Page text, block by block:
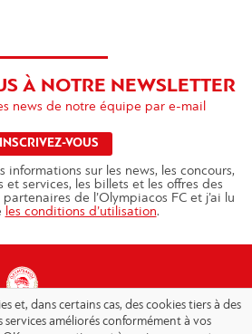
À NOTRE NEWSLETTER
news de notre équipe par e-mail
INSCRIVEZ-VOUS
informations sur les news, les concours,
et services, les billets et les offres des
de l’Olympiacos FC et j’ai lu
les conditions d’utilisation.
et, dans certains cas, des cookies tiers à des
améliorés conformément à vos